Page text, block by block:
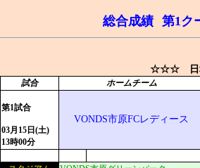
総合成績 第1ク
☆☆☆ 日
試合 ホームチーム
第1試合
03月15日(土)
13時00分
VONDS市原FCレディース